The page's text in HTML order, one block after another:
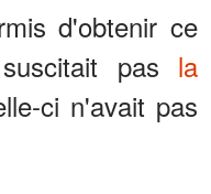
d'obtenir ce
pas la
ci n'avait pas